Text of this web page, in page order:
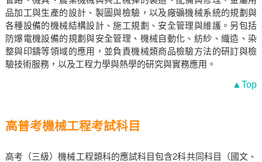
品加工與生產的設計、製圖與檢驗，以及廠礦機械系統的規劃與
各種設備的機械結構設計、施工規劃、安全管理與維護。另包括
防爆電機設備的規劃與安全管理、機械自動化、紡紗、織造、染
整與印鑄等領域的應用，並負責機械類商品檢驗方法的研訂與檢
驗技術服務，以及工程力學與熱學的研究與實務應用。
▲Top
高普考機械工程考試科目
高考（三級）機械工程類科的應試科目包含2科共同科目（國文、